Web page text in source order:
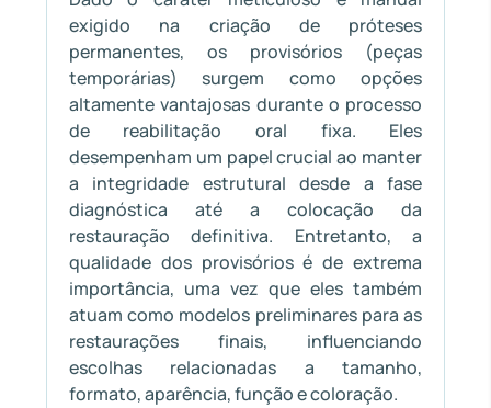
exigido na criação de próteses
permanentes, os provisórios (peças
temporárias) surgem como opções
altamente vantajosas durante o processo
de reabilitação oral fixa. Eles
desempenham um papel crucial ao manter
a integridade estrutural desde a fase
diagnóstica até a colocação da
restauração definitiva. Entretanto, a
qualidade dos provisórios é de extrema
importância, uma vez que eles também
atuam como modelos preliminares para as
restaurações finais, influenciando
escolhas relacionadas a tamanho,
formato, aparência, função e coloração.